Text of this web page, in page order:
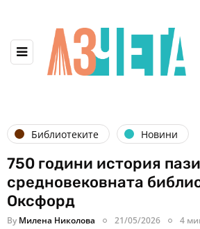
Библиотеките Новини
750 години история пази
средновековната
Оксфорд
By Милена Николова 21/05/2026 4